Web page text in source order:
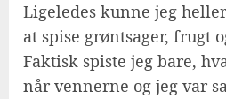
Ligeledes kunne jeg
at spise grøntsager, frugt
Faktisk spiste jeg bare,
når vennerne og jeg var